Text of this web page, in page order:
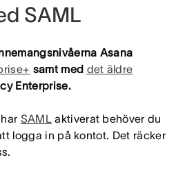
SAML
Asana
samt med det äldre
Enterprise.
SAML aktiverat behöver du
logga in på kontot. Det räcker